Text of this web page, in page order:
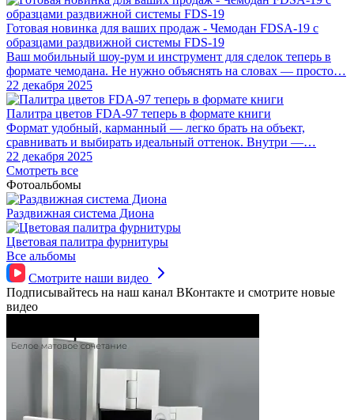
Готовая новинка для ваших продаж - Чемодан FDSA-19 с
образцами раздвижной системы FDS‑19
Ваш мобильный шоу-рум и инструмент для сделок теперь в
формате чемодана. Не нужно объяснять на словах — просто…
22 декабря 2025
Палитра цветов FDA-97 теперь в формате книги
Формат удобный, карманный — легко брать на объект,
сравнивать и выбирать идеальный оттенок. Внутри —…
22 декабря 2025
Смотреть все
Фотоальбомы
Раздвижная система Диона
Цветовая палитра фурнитуры
Все альбомы
Смотрите наши видео
Подписывайтесь на наш канал ВКонтакте и смотрите новые
видео